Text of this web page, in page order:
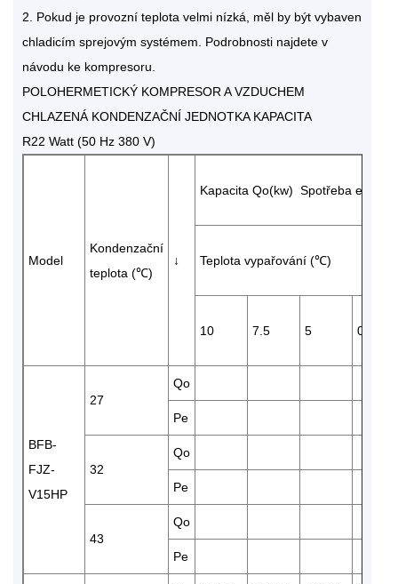
2. Pokud je provozní teplota velmi nízká, měl by být vybaven
chladicím sprejovým systémem. Podrobnosti najdete v
návodu ke kompresoru.
POLOHERMETICKÝ KOMPRESOR A VZDUCHEM
CHLAZENÁ KONDENZAČNÍ JEDNOTKA KAPACITA
R22 Watt (50 Hz 380 V)
Model
Kondenzační
teplota (℃)
↓
Kapacita Qo(kw) Spotřeba
Teplota vypařování (℃)
10 7.5 5 0
BFB-
FJZ-
V15HP
27
Qo
Pe
32
Qo
Pe
43
Qo
Pe